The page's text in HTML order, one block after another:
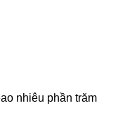
nhiêu phần trăm